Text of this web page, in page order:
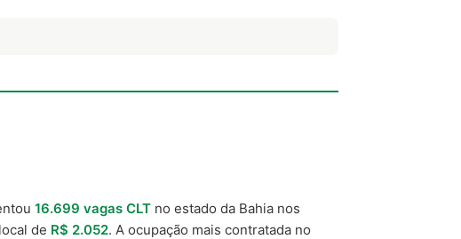
16.699 vagas CLT no estado da Bahia nos
de R$ 2.052. A ocupação mais contratada no